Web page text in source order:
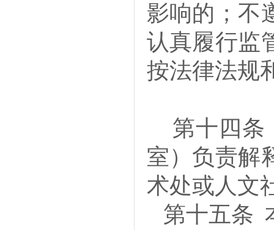
影响的；不
认真履行监
按法律法规
第十四
室）负责解
术处或人文
第十五条